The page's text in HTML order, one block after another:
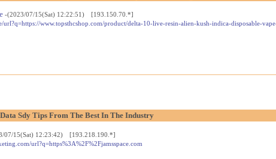
-(2023/07/15(Sat) 12:22:51) [193.150.70.*]
url?q=https://www.topsthcshop.com/product/delta-10-live-resin-alien-kush-indica-disposable-
Data Sdy Tips From The Best In The Industry
07/15(Sat) 12:23:42) [193.218.190.*]
url?q=https%3A%2F%2Fjamsspace.com